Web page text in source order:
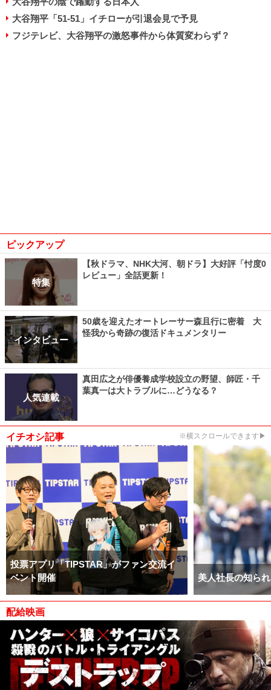
大谷翔平「51-51」イチローが引退会見で予見
フジテレビ、大谷翔平の激怒事件から体質変わらず？
ピックアップ
特集
【秋ドラマ、NHK大河、朝ドラ】大好評「忖度0
レビュー」全話更新！
インタビュー
50歳を迎えたオートレーサー森且行に密着 大
怪我から奇跡の復活ドキュメンタリー
人気連載
真田広之が俳優養成学校設立の野望、師匠・千
葉真一は大トラブルに…どうなる？
イチオシ記事 ※横スクロールできます▶
投票アプリ「TIPSTAR」がファン交流イ
ベント開催
美人社長の知ら
配給映画